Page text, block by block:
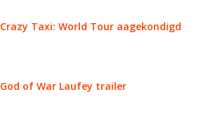
Crazy Taxi: World Tour aagekondigd
God of War Laufey trailer